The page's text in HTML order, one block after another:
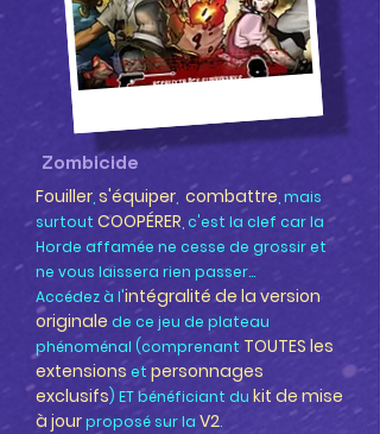
Zombicide
Fouiller s'équiper combattre mais
surtout COOPÉRER , c'est la clef car la
Horde affamée ne cesse de grossir et
ne vous laissera rien passer...
Accédez à l'intégralité de la version
originale de ce jeu de plateau
phénoménal (comprenant TOUTES les
extensions et personnages
exclusifs) ET bénéficiant du kit de mise
à jourproposé sur la V2.